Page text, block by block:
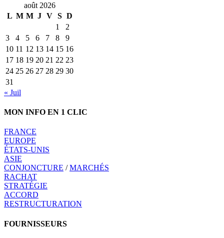
août 2026
L M M J V S D
1
2
3
4 5 6 7 8
9
10 11 12 13 14 15 16
17 18 19 20 21 22 23
24 25 26 27 28 29 30
31
« Juil
MON INFO EN 1 CLIC
FRANCE
EUROPE
ÉTATS-UNIS
ASIE
CONJONCTURE /MARCHÉS
RACHAT
STRATÉGIE
ACCORD
RESTRUCTURATION
FOURNISSEURS